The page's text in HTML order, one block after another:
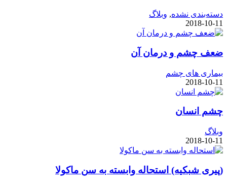
دسته‌بندی نشده, وبلاگ
2018-10-11
ضعف چشم و درمان آن
بیماری های چشم
2018-10-11
چشم انسان
وبلاگ
2018-10-11
(پیری شبکیه) استحاله وابسته به سن ماکولا